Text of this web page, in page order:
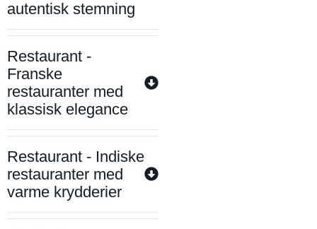
autentisk stemning
Restaurant -
Franske
restauranter med
klassisk elegance
Restaurant - Indiske
restauranter med
varme krydderier